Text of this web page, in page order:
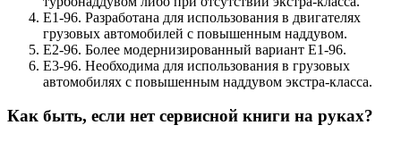
Е1-96. Разработана для использования в двигателях
грузовых автомобилей с повышенным наддувом.
Е2-96. Более модернизированный вариант Е1-96.
Е3-96. Необходима для использования в грузовых
автомобилях с повышенным наддувом экстра-класса.
Как быть, если нет сервисной книги на руках?